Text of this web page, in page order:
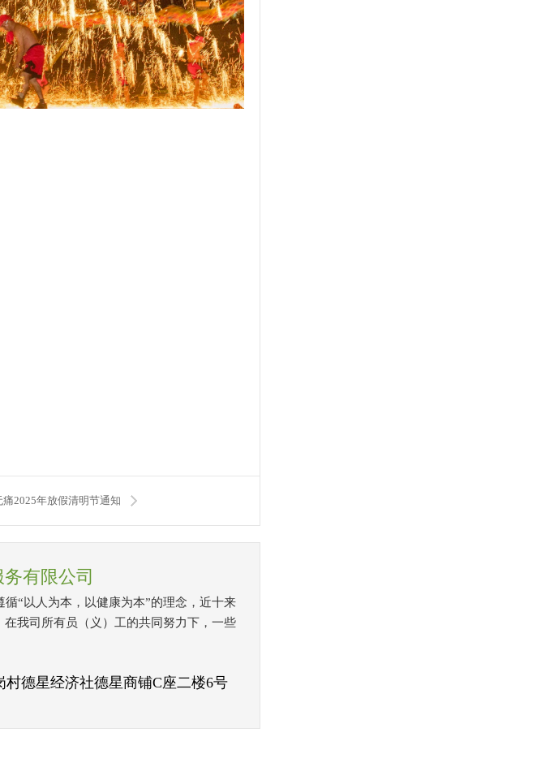
2025年放假清明节通知
有限公司
“以人为本，以健康为本”的理念，近十来
我司所有员（义）工的共同努力下，一些
德星经济社德星商铺C座二楼6号